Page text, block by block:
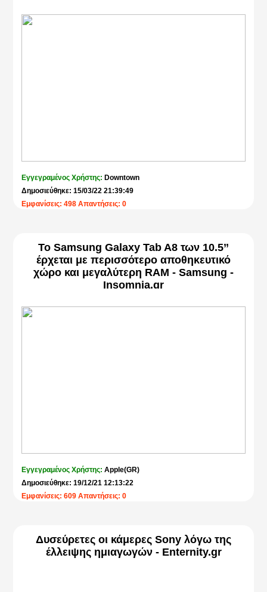
Εγγεγραμένος Χρήστης: Downtown
Δημοσιεύθηκε: 15/03/22 21:39:49
Εμφανίσεις: 498 Απαντήσεις: 0
Το Samsung Galaxy Tab A8 των 10.5’’
έρχεται με περισσότερο αποθηκευτικό
χώρο και μεγαλύτερη RAM - Samsung -
Insomnia.gr
Εγγεγραμένος Χρήστης:Apple(GR)
Δημοσιεύθηκε: 19/12/21 12:13:22
Εμφανίσεις: 609 Απαντήσεις: 0
Δυσεύρετες οι κάμερες Sony λόγω της
έλλειψης ημιαγωγών - Enternity.gr